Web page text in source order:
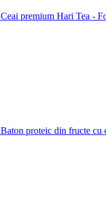
Ceai premium Hari Tea -
Baton proteic din fructe